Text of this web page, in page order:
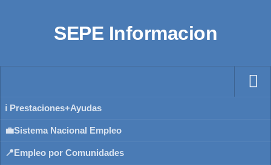
SEPE Informacion
ℹ️ Prestaciones+Ayudas
💼Sistema Nacional Empleo
📍Empleo por Comunidades